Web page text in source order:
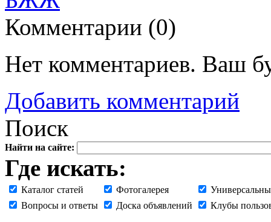
Комментарии (0)
Нет комментариев. Ваш
Добавить комментарий
Поиск
Найти на сайте:
Где искать:
Каталог статей Фотогалерея
Вопросы и ответы
Доска объявлений Клубы